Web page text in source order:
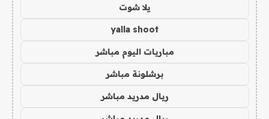
يلا شوت
yalla shoot
مباريات اليوم مباشر
برشلونة مباشر
ريال مدريد مباشر